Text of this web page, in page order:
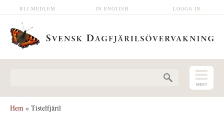
Hoppa till huvudinnehåll LOGGA IN
IN ENGLISH
BLI MEDLEM
Hem » Tistelfjäril